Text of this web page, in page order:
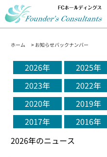
ホーム > お知らせバックナンバー
2026年 2025年
2023年
2022年
2020年
2019年
2017年
2016年
2026年のニュース